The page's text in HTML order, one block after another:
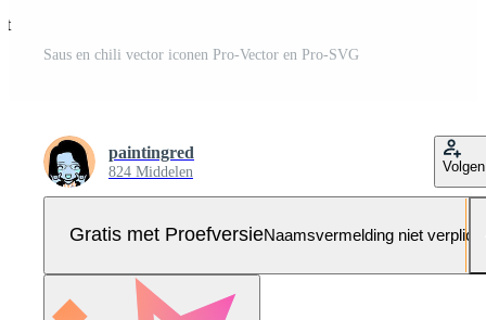
Saus en chili vector iconen Pro-Vector en Pro-SVG
paintingred
824 Middelen Volgen
Gratis met ProefversieNaamsvermelding niet verplicht